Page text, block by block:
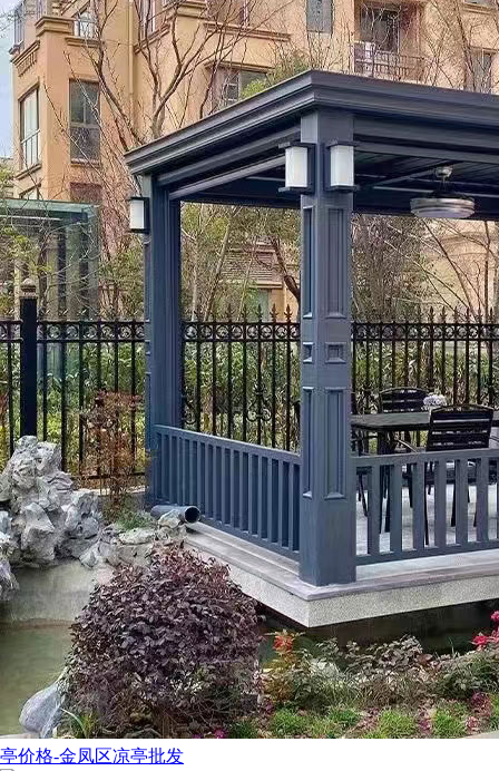
亭价格-金凤区凉亭批发